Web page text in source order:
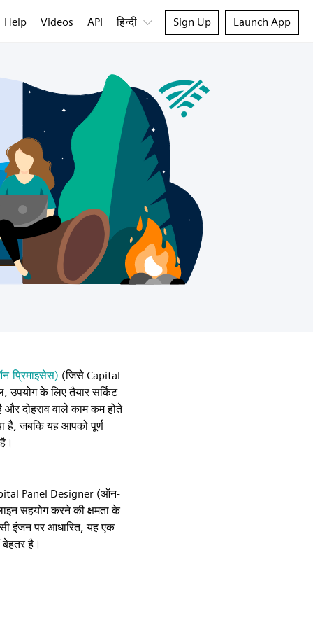
Help Videos API हिन्दी Sign Up Launch App
प्रिमाइसेस) (जिसे Capital
के लिए तैयार सर्किट
दोहराव वाले काम कम होते
है, जबकि यह आपको पूर्ण
Panel Designer (ऑन-
सहयोग करने की क्षमता के
इंजन पर आधारित, यह एक
है।